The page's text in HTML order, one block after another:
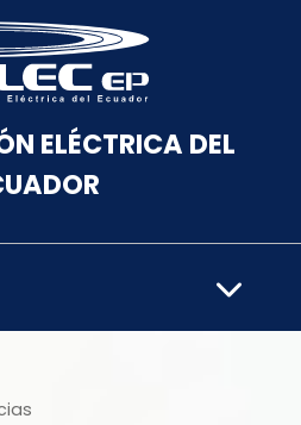
herramientas
ELÉCTRICA DEL